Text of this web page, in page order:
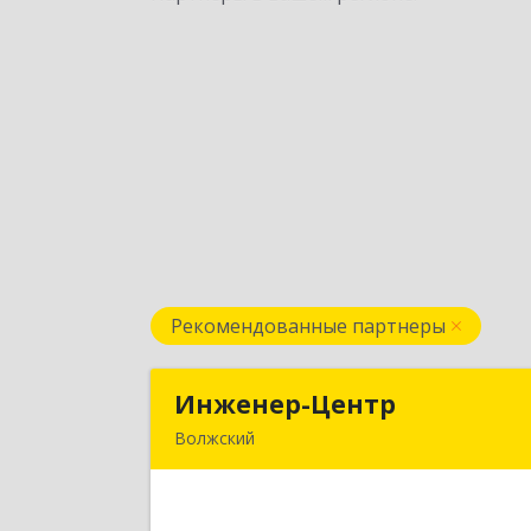
Рекомендованные партнеры
Инженер-Центр
Волжский
Инженер-Центр